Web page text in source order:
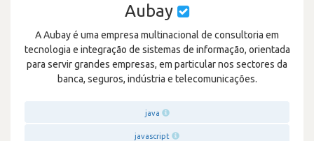
Aubay
A Aubay é uma empresa multinacional de consultoria em
tecnologia e integração de sistemas de informação, orientada
para servir grandes empresas, em particular nos sectores da
banca, seguros, indústria e telecomunicações.
java
javascript